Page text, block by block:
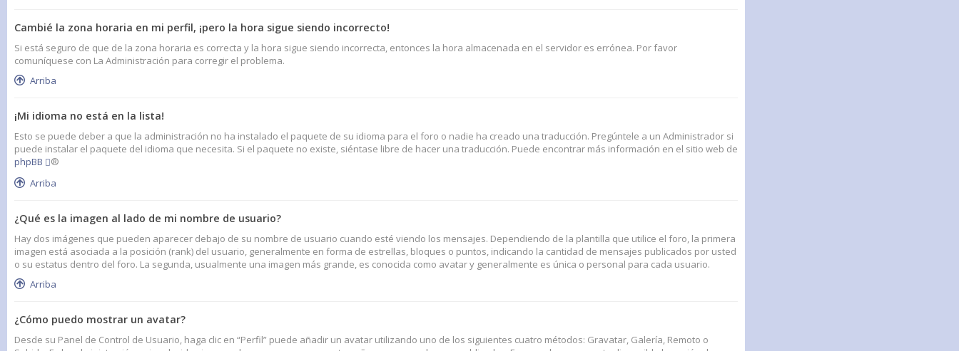
Cambié la zona horaria en mi perfil, ¡pero la hora sigue siendo incorrecto!
Si está seguro de que de la zona horaria es correcta y la hora sigue siendo incorrecta, entonces la hora almacenada en el servidor es errónea. Por favor
comuníquese con La Administración para corregir el problema.
Arriba
¡Mi idioma no está en la lista!
Esto se puede deber a que la administración no ha instalado el paquete de su idioma para el foro o nadie ha creado una traducción. Pregúntele a un Administrador si
puede instalar el paquete del idioma que necesita. Si el paquete no existe, siéntase libre de hacer una traducción. Puede encontrar más información en el sitio web de
phpBB
®
Arriba
¿Qué es la imagen al lado de mi nombre de usuario?
Hay dos imágenes que pueden aparecer debajo de su nombre de usuario cuando esté viendo los mensajes. Dependiendo de la plantilla que utilice el foro, la primera
imagen está asociada a la posición (rank) del usuario, generalmente en forma de estrellas, bloques o puntos, indicando la cantidad de mensajes publicados por usted
o su estatus dentro del foro. La segunda, usualmente una imagen más grande, es conocida como avatar y generalmente es única o personal para cada usuario.
Arriba
¿Cómo puedo mostrar un avatar?
Desde su Panel de Control de Usuario, haga clic en “Perfil” puede añadir un avatar utilizando uno de los siguientes cuatro métodos: Gravatar, Galería, Remoto o